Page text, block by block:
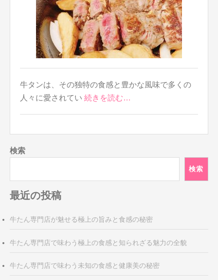
牛タンは、その独特の食感と豊かな風味で多くの
人々に愛されてい 続きを読む…
検索
検索
最近の投稿
牛たん専門店が魅せる極上の旨みと食感の秘密
牛たん専門店で味わう極上の食感と知られざる魅力の全貌
牛たん専門店で味わう未知の食感と健康美の秘密